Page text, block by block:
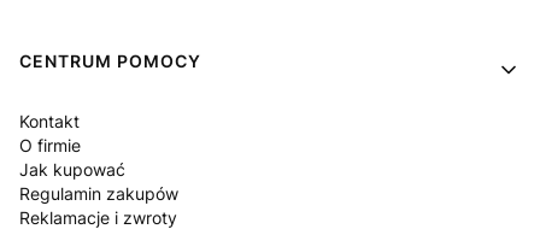
Linki w stopce
CENTRUM POMOCY
Kontakt
O firmie
Jak kupować
Regulamin zakupów
Reklamacje i zwroty